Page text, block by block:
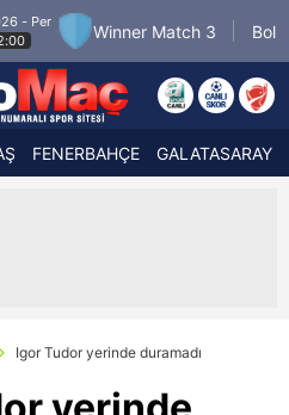
3 Boluspor
7.8.2026 - Cum
21:30
FENERBAHÇE GALATASARAY
Igor Tudor yerinde duramadı